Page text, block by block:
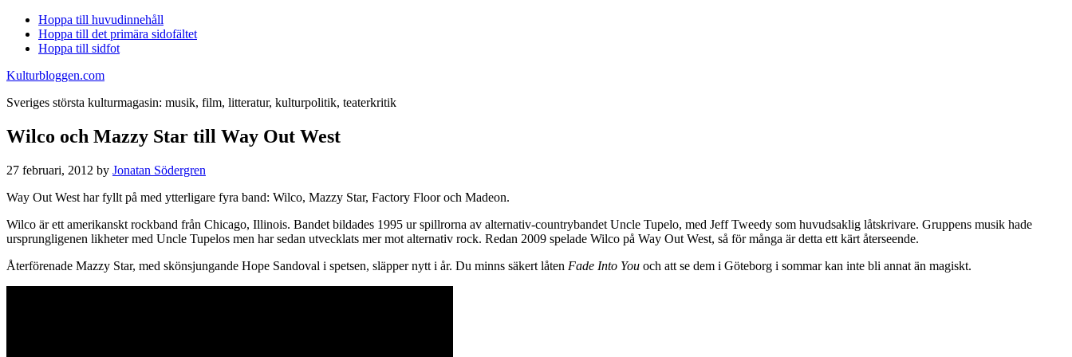
Hoppa till huvudinnehåll
Hoppa till det primära sidofältet
Hoppa till sidfot
Kulturbloggen.com
Sveriges största kulturmagasin: musik, film, litteratur, kulturpolitik, teaterkritik
Wilco och Mazzy Star till Way Out West
27 februari, 2012 by Jonatan Södergren
Way Out West har fyllt på med ytterligare fyra band: Wilco, Mazzy Star, Factory Floor och Madeon.
Wilco är ett amerikanskt rockband från Chicago, Illinois. Bandet bildades 1995 ur spillrorna av alternativ-countrybandet Uncle Tupelo, med Jeff Tweedy som huvudsaklig låtskrivare. Gruppens musik hade
ursprungligenen likheter med Uncle Tupelos men har sedan utvecklats mer mot alternativ rock. Redan 2009 spelade Wilco på Way Out West, så för många är detta ett kärt återseende.
Återförenade Mazzy Star, med skönsjungande Hope Sandoval i spetsen, släpper nytt i år. Du minns säkert låten Fade Into You och att se dem i Göteborg i sommar kan inte bli annat än magiskt.